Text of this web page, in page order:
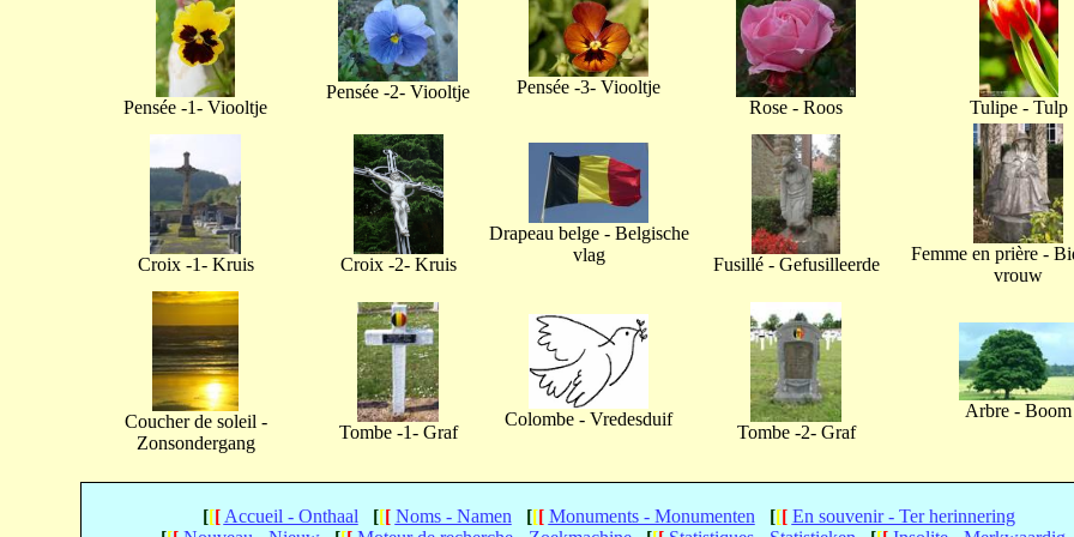
Pensée -1- Viooltje
Pensée -2- Viooltje
Pensée -3- Viooltje
Rose - Roos
Tulipe - Tulp
Croix -1- Kruis Croix -2- Kruis
Drapeau belge - Belgische
vlag
Fusillé - Gefusilleerde
Femme en prière -
vrouw
Coucher de soleil -
Zonsondergang
Tombe -1- Graf
Colombe - Vredesduif
Tombe -2- Graf
Arbre - Boom
[[[ Accueil - Onthaal [[[ Noms - Namen [[[ Monuments - Monumenten [[[ En souvenir - Ter herinnering